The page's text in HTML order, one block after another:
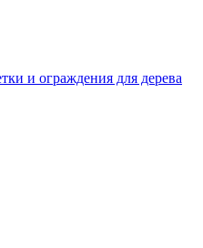
и ограждения для дерева